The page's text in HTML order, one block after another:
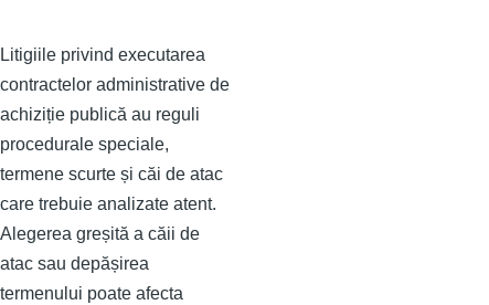
Litigiile privind executarea
contractelor administrative de
achiziție publică au reguli
procedurale speciale,
termene scurte și căi de atac
care trebuie analizate atent.
Alegerea greșită a căii de
atac sau depășirea
termenului poate afecta